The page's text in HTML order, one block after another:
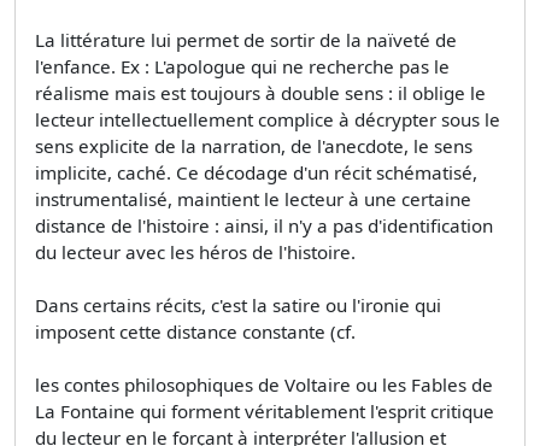
La littérature lui permet de sortir de la naïveté de
l'enfance. Ex : L'apologue qui ne recherche pas le
réalisme mais est toujours à double sens : il oblige le
lecteur intellectuellement complice à décrypter sous le
sens explicite de la narration, de l'anecdote, le sens
implicite, caché. Ce décodage d'un récit schématisé,
instrumentalisé, maintient le lecteur à une certaine
distance de l'histoire : ainsi, il n'y a pas d'identification
du lecteur avec les héros de l'histoire.
Dans certains récits, c'est la satire ou l'ironie qui
imposent cette distance constante (cf.
les contes philosophiques de Voltaire ou les Fables de
La Fontaine qui forment véritablement l'esprit critique
du lecteur en le forçant à interpréter l'allusion et